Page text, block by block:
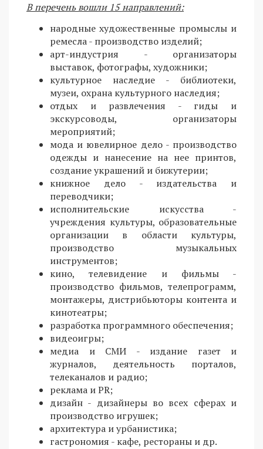
В перечень вошли 15 направлений:
народные художественные промыслы и
ремесла - производство изделий;
арт-индустрия - организаторы
выставок, фотографы, художники;
культурное наследие - библиотеки,
музеи, охрана культурного наследия;
отдых и развлечения - гиды и
экскурсоводы, организаторы
мероприятий;
мода и ювелирное дело - производство
одежды и нанесение на нее принтов,
создание украшений и бижутерии;
книжное дело - издательства и
переводчики;
исполнительские искусства -
учреждения культуры, образовательные
организации в области культуры,
производство музыкальных
инструментов;
кино, телевидение и фильмы -
производство фильмов, телепрограмм,
монтажеры, дистрибьюторы контента и
кинотеатры;
разработка программного обеспечения;
видеоигры;
медиа и СМИ - издание газет и
журналов, деятельность порталов,
телеканалов и радио;
реклама и PR;
дизайн - дизайнеры во всех сферах и
производство игрушек;
архитектура и урбанистика;
гастрономия - кафе, рестораны и др.